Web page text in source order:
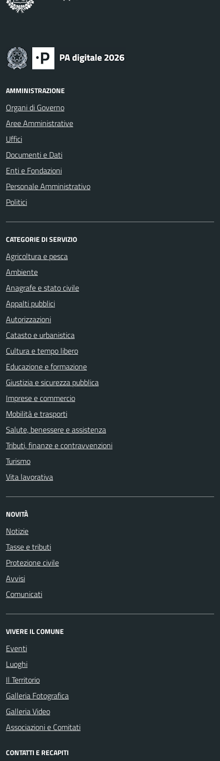
AMMINISTRAZIONE
Organi di Governo
Aree Amministrative
Uffici
Documenti e Dati
Enti e Fondazioni
Personale Amministrativo
Politici
CATEGORIE DI SERVIZIO
Agricoltura e pesca
Ambiente
Anagrafe e stato civile
Appalti pubblici
Autorizzazioni
Catasto e urbanistica
Cultura e tempo libero
Educazione e formazione
Giustizia e sicurezza pubblica
Imprese e commercio
Mobilità e trasporti
Salute, benessere e assistenza
Tributi, finanze e contravvenzioni
Turismo
Vita lavorativa
NOVITÀ
Notizie
Tasse e tributi
Protezione civile
Avvisi
Comunicati
VIVERE IL COMUNE
Eventi
Luoghi
Il Territorio
Galleria Fotografica
Galleria Video
Associazioni e Comitati
CONTATTI E RECAPITI